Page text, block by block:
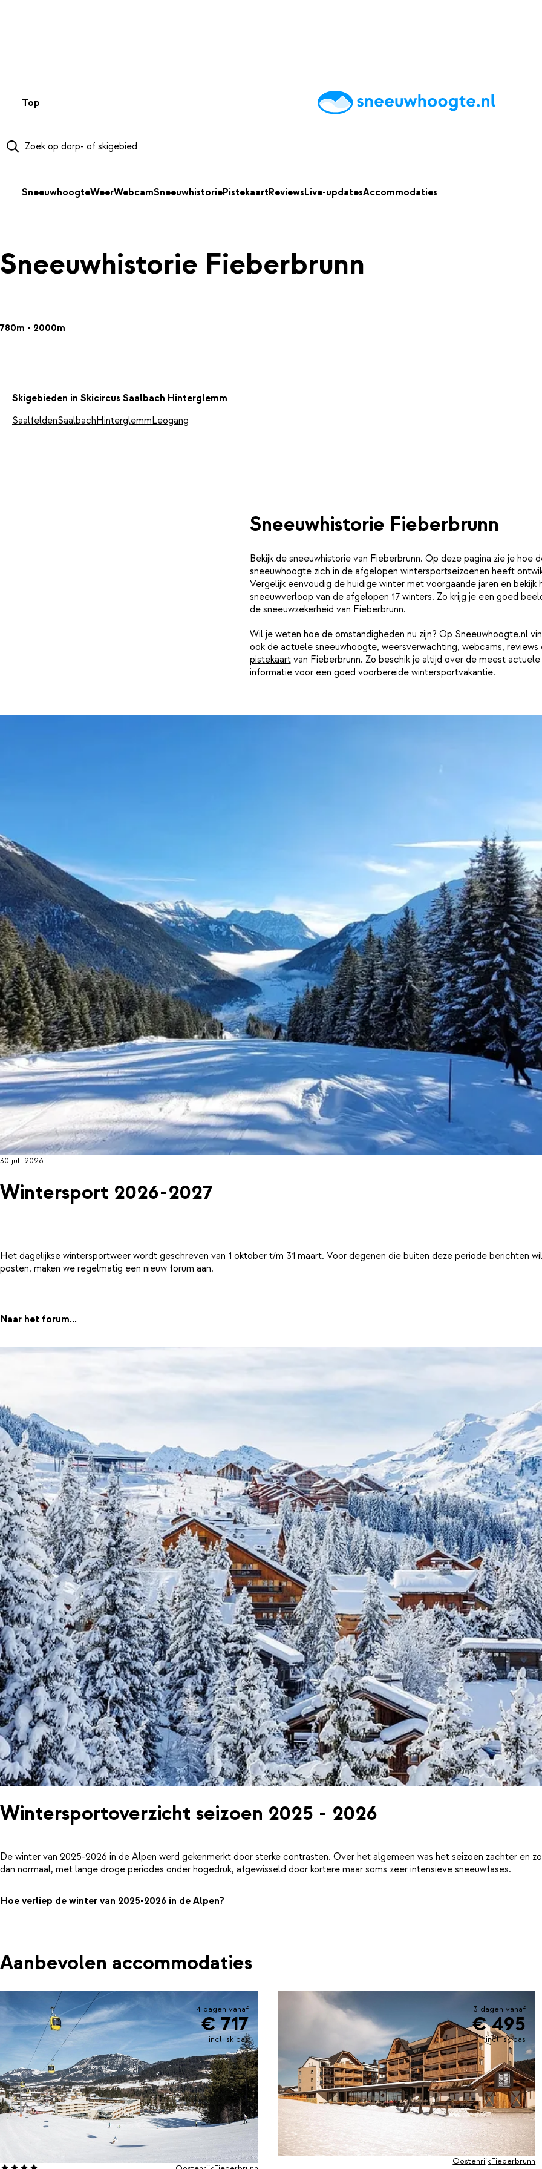
Top 50 AccommodatiesTipsReviewsLive updatesApp
SneeuwhoogteWeerWebcamSneeuwhistoriePistekaartReviewsLive-updatesAccommodaties
Sneeuwhistorie Fieberbrunn
780m - 2000m
Skigebieden in Skicircus Saalbach Hinterglemm
SaalfeldenSaalbachHinterglemmLeogang
Sneeuwhistorie Fieberbrunn
Bekijk de sneeuwhistorie van Fieberbrunn. Op deze pagina zie je hoe
sneeuwhoogte zich in de afgelopen wintersportseizoenen heeft
Vergelijk eenvoudig de huidige winter met voorgaande jaren en bekijk
sneeuwverloop van de afgelopen 17 winters. Zo krijg je een goed
de sneeuwzekerheid van Fieberbrunn.
Wil je weten hoe de omstandigheden nu zijn? Op Sneeuwhoogte.nl
ook de actuele sneeuwhoogte, weersverwachting, webcams, reviews
pistekaartvan Fieberbrunn. Zo beschik je altijd over de meest actuele
informatie voor een goed voorbereide wintersportvakantie.
30 juli 2026
Wintersport 2026-2027
Het dagelijkse wintersportweer wordt geschreven van 1 oktober t/m 31 maart. Voor degenen die buiten deze periode berichten
posten, maken we regelmatig een nieuw forum aan.
Naar het forum...
Wintersportoverzicht seizoen 2025 - 2026
De winter van 2025-2026 in de Alpen werd gekenmerkt door sterke contrasten. Over het algemeen was het seizoen zachter en
dan normaal, met lange droge periodes onder hogedruk, afgewisseld door kortere maar soms zeer intensieve sneeuwfases.
Hoe verliep de winter van 2025-2026 in de Alpen?
Aanbevolen accommodaties
4 dagen vanaf
€ 717
incl. skipas
3 dagen vanaf
€ 495
incl. skipas
OostenrijkFieberbrunn